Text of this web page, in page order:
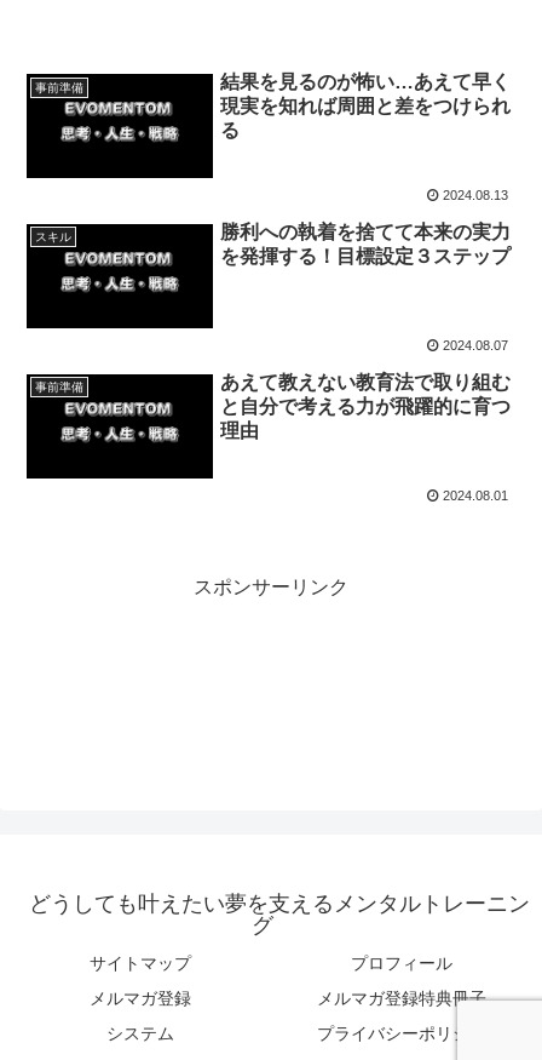
事前準備
結果を見るのが怖い…あえて早く
現実を知れば周囲と差をつけられ
る
2024.08.13
スキル
勝利への執着を捨てて本来の実力
を発揮する！目標設定３ステップ
2024.08.07
事前準備
あえて教えない教育法で取り組む
と自分で考える力が飛躍的に育つ
理由
2024.08.01
スポンサーリンク
どうしても叶えたい夢を支えるメンタルトレーニン
グ
サイトマップ
プロフィール
メルマガ登録
メルマガ登録特典冊子
システム
プライバシーポリシー